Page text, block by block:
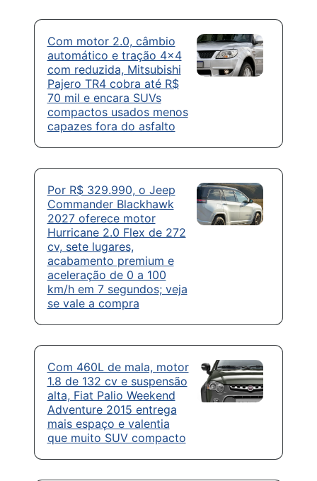
Com motor 2.0, câmbio
automático e tração 4×4
com reduzida, Mitsubishi
Pajero TR4 cobra até R$
70 mil e encara SUVs
compactos usados menos
capazes fora do asfalto
Por R$ 329.990, o Jeep
Commander Blackhawk
2027 oferece motor
Hurricane 2.0 Flex de 272
cv, sete lugares,
acabamento premium e
aceleração de 0 a 100
km/h em 7 segundos; veja
se vale a compra
Com 460L de mala, motor
1.8 de 132 cv e suspensão
alta, Fiat Palio Weekend
Adventure 2015 entrega
mais espaço e valentia
que muito SUV compacto